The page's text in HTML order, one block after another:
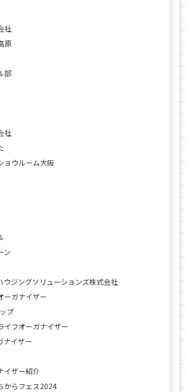
社
原
部
社
ョウルーム大阪
ン
ウジングソリューションズ株式会社
ーガナイザー
プ
イフオーガナイザー
ナイザー
イザー紹介
からフェス2024